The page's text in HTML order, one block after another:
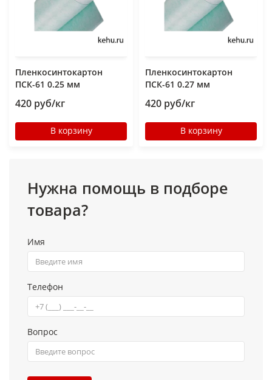
Пленкосинтокартон
ПСК-61 0.25 мм
420 руб/кг
В корзину
Пленкосинтокартон
ПСК-61 0.27 мм
420 руб/кг
В корзину
Нужна помощь в подборе
товара?
Имя
Телефон
Вопрос